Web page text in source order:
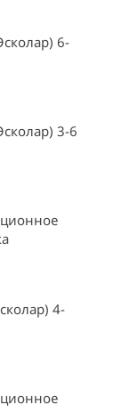
6-
3-6
4-